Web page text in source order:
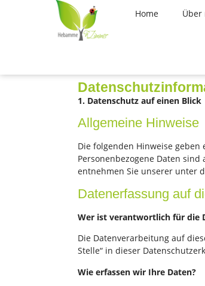
Home Über
1. Datenschutz auf einen Blick
Allgemeine Hinweise
Die folgenden Hinweise
Personenbezogene Daten
entnehmen Sie unserer unter
Datenerfassung auf
Wer ist verantwortlich für die
Die Datenverarbeitung auf
Stelle“ in dieser
Wie erfassen wir Ihre Daten?